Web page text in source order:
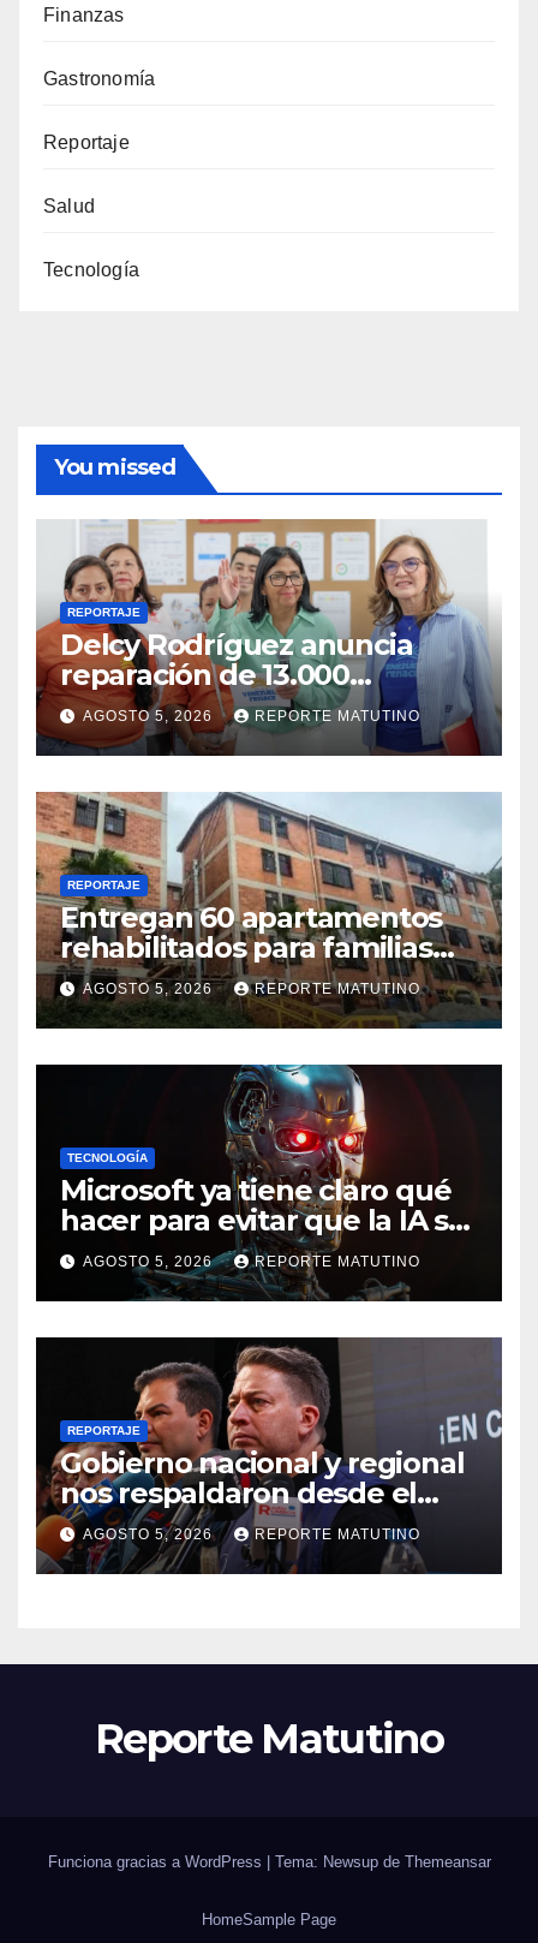
Finanzas
Gastronomía
Reportaje
Salud
Tecnología
You missed
REPORTAJE
Delcy Rodríguez anuncia
reparación de 13.000
viviendas afectadas por los
terremotos
AGOSTO 5, 2026 REPORTE MATUTINO
REPORTAJE
Entregan 60 apartamentos
rehabilitados para familias
del urbanismo Ana Victoria
en La Guaira
AGOSTO 5, 2026 REPORTE MATUTINO
TECNOLOGÍA
Microsoft ya tiene claro qué
hacer para evitar que la IA se
salga de control
AGOSTO 5, 2026 REPORTE MATUTINO
REPORTAJE
Gobierno nacional y regional
nos respaldaron desde el
primer momento tras
terremotos del 24J
AGOSTO 5, 2026 REPORTE MATUTINO
Reporte Matutino
Funciona gracias a WordPress | Tema: Newsup de Themeansar
HomeSample Page